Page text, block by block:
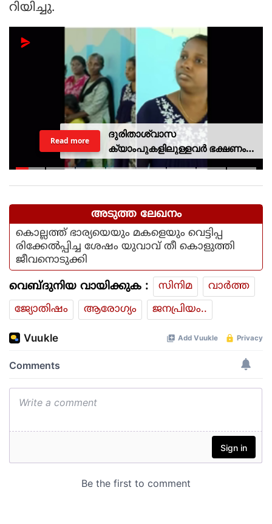
റിയിച്ചു.
ദുരിതാശ്വാസ
ക്യാംപുകളിലുള്ളവർ ഭക്ഷണം
കഴിക്കുന്നത് സ്വന്തം കാശ്
Read more
അടുത്ത ലേഖനം
കൊല്ലത്ത് ഭാര്യയെയും മകളെയും വെട്ടിപ്പ
രിക്കേല്‍പ്പിച്ച ശേഷം യുവാവ് തീ കൊളുത്തി
ജീവനൊടുക്കി
വെബ്ദുനിയ വായിക്കുക : സിനിമ
വാര്‍ത്ത
ജ്യോതിഷം
ആരോഗ്യം ജനപ്രിയം..